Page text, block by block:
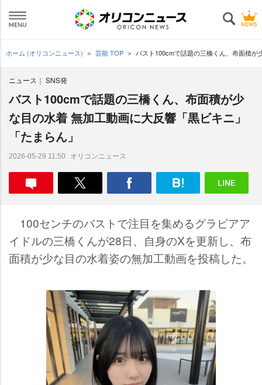
ホーム (オリコンニュース) 芸能 TOP バスト100cmで話題の三橋くん、布面積
ニュース SNS発
バスト100cmで話題の三橋くん、布面積が少
な目の水着 無加工動画に大反響「黒ビキニ」
「たまらん」
2026-05-29 11:50 オリコンニュース
100センチのバストで注目を集めるグラビアア
イドルの三橋くんが28日、自身のXを更新し、布
面積が少な目の水着姿の無加工動画を投稿した。